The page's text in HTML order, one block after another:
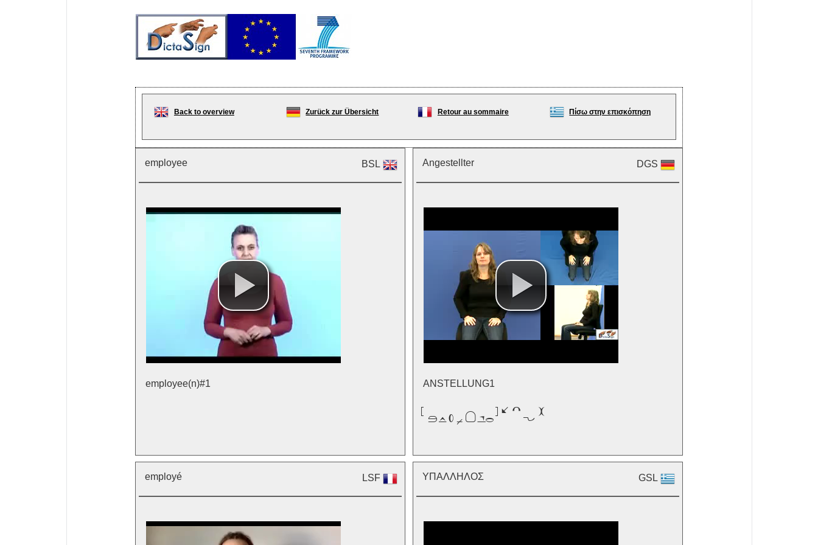
Back to overview Zurück zur Übersicht Retour au sommaire Πίσω στην επισκόπηση
employee BSL
employee(n)#1
Angestellter DGS
ANSTELLUNG1

employé LSF ΥΠΑΛΛΗΛΟΣ GSL